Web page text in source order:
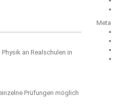
an Realschulen in
Prüfungen möglich
Meta